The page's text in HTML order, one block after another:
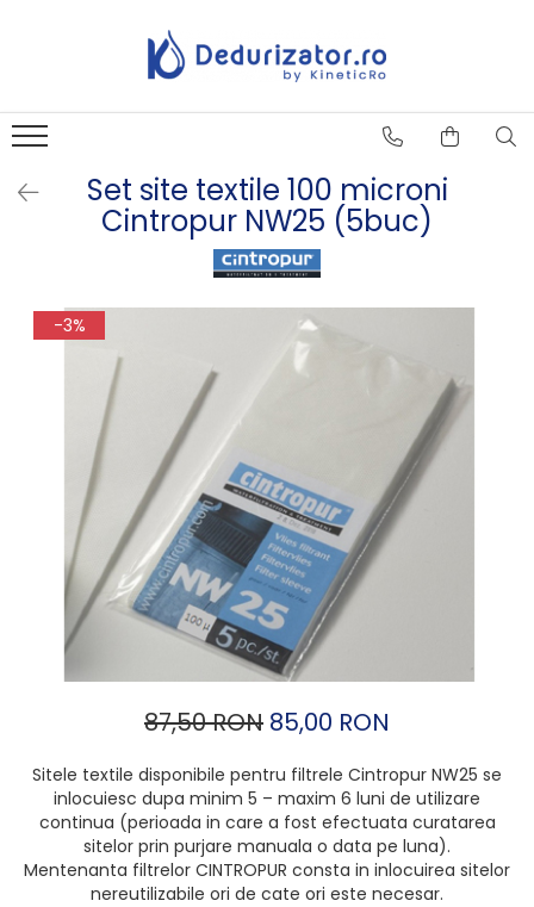
Set site textile 100 microni
Cintropur NW25 (5buc)
-3%
87,50 RON 85,00 RON
Sitele textile disponibile pentru filtrele Cintropur NW25 se
inlocuiesc dupa minim 5 – maxim 6 luni de utilizare
continua (perioada in care a fost efectuata curatarea
sitelor prin purjare manuala o data pe luna).
Mentenanta filtrelor CINTROPUR consta in inlocuirea sitelor
nereutilizabile ori de cate ori este necesar.